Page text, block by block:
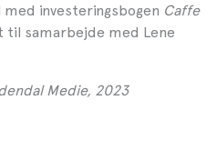
investeringsbogen Caffe
til samarbejde med Lene
Medie, 2023